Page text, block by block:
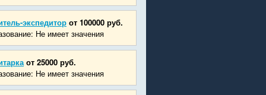
экспедитор от 100000 руб.
Не имеет значения
от 25000 руб.
Не имеет значения